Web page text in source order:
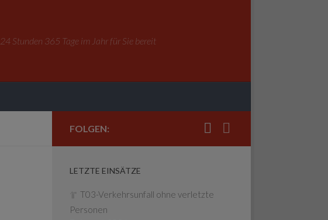
24 Stunden 365 Tage im Jahr für Sie bereit
FOLGEN:
LETZTE EINSÄTZE
T03-Verkehrsunfall ohne verletzte
Personen